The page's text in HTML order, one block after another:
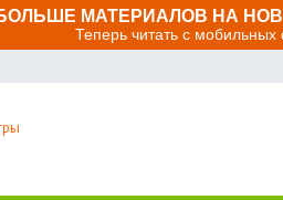
МАТЕРИАЛОВ НА
Теперь читать с мобильных